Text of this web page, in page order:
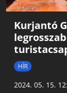
Kurjantó
HÍR
2024. 05. 15.